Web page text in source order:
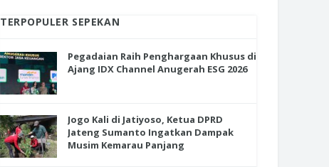
TERPOPULER SEPEKAN
Pegadaian Raih Penghargaan Khusus di
Ajang IDX Channel Anugerah ESG 2026
Jogo Kali di Jatiyoso, Ketua DPRD
Jateng Sumanto Ingatkan Dampak
Musim Kemarau Panjang